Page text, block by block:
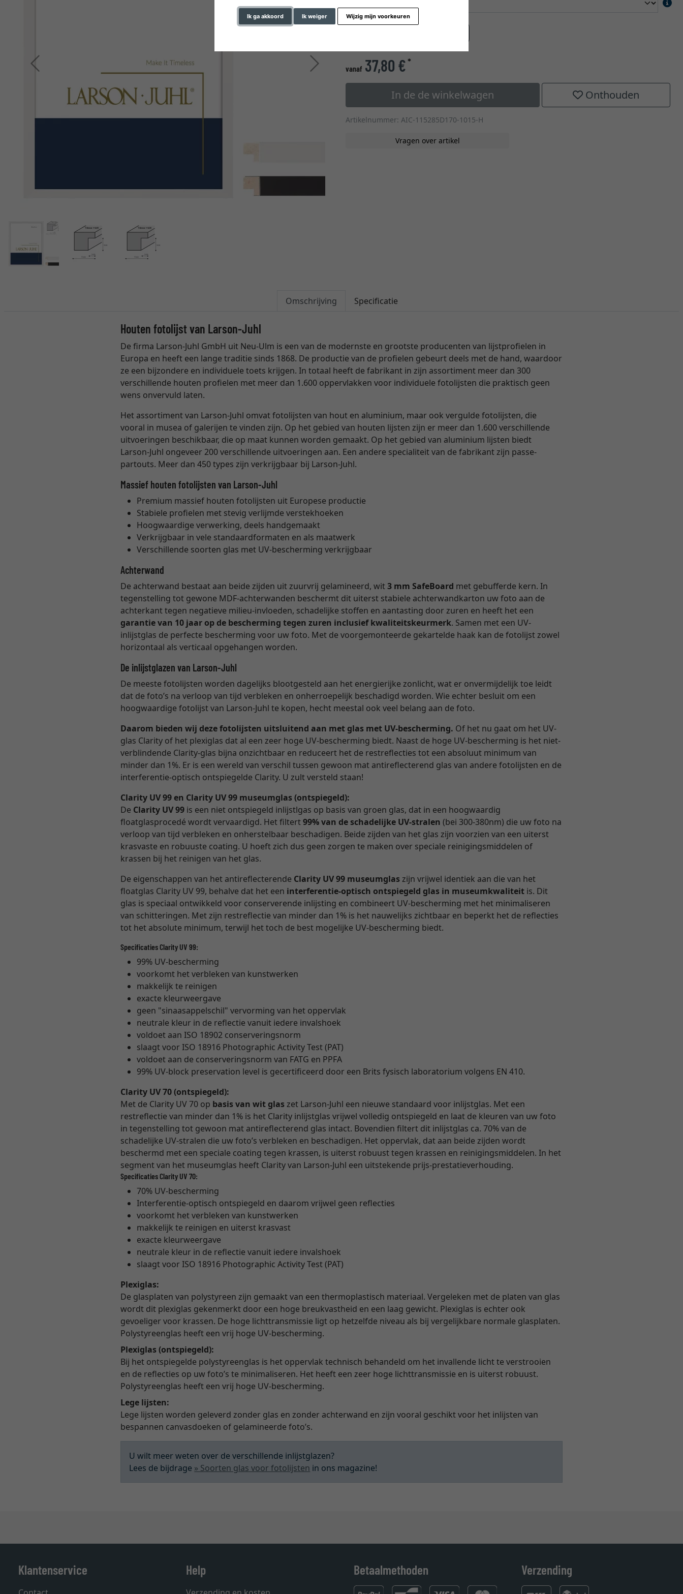
Ik ga akkoord Ik weiger Wijzig mijn voorkeuren
Terug Verder
vanaf 37,80 €*
In de de winkelwagen Onthouden
Artikelnummer: AIC-115285D170-1015-H
Vragen over artikel
Omschrijving Specificatie
Houten fotolijst van Larson-Juhl
De firma Larson-Juhl GmbH uit Neu-Ulm is een van de modernste en grootste producenten van lijstprofielen in
Europa en heeft een lange traditie sinds 1868. De productie van de profielen gebeurt deels met de hand, waardoor
ze een bijzondere en individuele toets krijgen. In totaal heeft de fabrikant in zijn assortiment meer dan 300
verschillende houten profielen met meer dan 1.600 oppervlakken voor individuele fotolijsten die praktisch geen
wens onvervuld laten.
Het assortiment van Larson-Juhl omvat fotolijsten van hout en aluminium, maar ook vergulde fotolijsten, die
vooral in musea of galerijen te vinden zijn. Op het gebied van houten lijsten zijn er meer dan 1.600 verschillende
uitvoeringen beschikbaar, die op maat kunnen worden gemaakt. Op het gebied van aluminium lijsten biedt
Larson-Juhl ongeveer 200 verschillende uitvoeringen aan. Een andere specialiteit van de fabrikant zijn passe-
partouts. Meer dan 450 types zijn verkrijgbaar bij Larson-Juhl.
Massief houten fotolijsten van Larson-Juhl
Premium massief houten fotolijsten uit Europese productie
Stabiele profielen met stevig verlijmde verstekhoeken
Hoogwaardige verwerking, deels handgemaakt
Verkrijgbaar in vele standaardformaten en als maatwerk
Verschillende soorten glas met UV-bescherming verkrijgbaar
Achterwand
De achterwand bestaat aan beide zijden uit zuurvrij gelamineerd, wit3 mm SafeBoard met gebufferde kern. In
tegenstelling tot gewone MDF-achterwanden beschermt dit uiterst stabiele achterwandkarton uw foto aan de
achterkant tegen negatieve milieu-invloeden, schadelijke stoffen en aantasting door zuren en heeft het een
garantie van 10 jaar op de bescherming tegen zuren inclusief kwaliteitskeurmerk. Samen met een UV-
inlijstglas de perfecte bescherming voor uw foto. Met de voorgemonteerde gekartelde haak kan de fotolijst zowel
horizontaal als verticaal opgehangen worden.
De inlijstglazen van Larson-Juhl
De meeste fotolijsten worden dagelijks blootgesteld aan het energierijke zonlicht, wat er onvermijdelijk toe leidt
dat de foto’s na verloop van tijd verbleken en onherroepelijk beschadigd worden. Wie echter besluit om een
hoogwaardige fotolijst van Larson-Juhl te kopen, hecht meestal ook veel belang aan de foto.
Daarom bieden wij deze fotolijsten uitsluitend aan met glas met UV-bescherming. Of het nu gaat om het UV-
glas Clarity of het plexiglas dat al een zeer hoge UV-bescherming biedt. Naast de hoge UV-bescherming is het niet-
verblindende Clarity-glas bijna onzichtbaar en reduceert het de restreflecties tot een absoluut minimum van
minder dan 1%. Er is een wereld van verschil tussen gewoon mat antireflecterend glas van andere fotolijsten en de
interferentie-optisch ontspiegelde Clarity. U zult versteld staan!
Clarity UV 99 en Clarity UV 99 museumglas (ontspiegeld):
De Clarity UV 99 is een niet ontspiegeld inlijstlgas op basis van groen glas, dat in een hoogwaardig
floatglasprocedé wordt vervaardigd. Het filtert99% van de schadelijke UV-stralen (bei 300-380nm) die uw foto na
verloop van tijd verbleken en onherstelbaar beschadigen. Beide zijden van het glas zijn voorzien van een uiterst
krasvaste en robuuste coating. U hoeft zich dus geen zorgen te maken over speciale reinigingsmiddelen of
krassen bij het reinigen van het glas.
De eigenschappen van het antireflecterende Clarity UV 99 museumglaszijn vrijwel identiek aan die van het
floatglas Clarity UV 99, behalve dat het een interferentie-optisch ontspiegeld glas in museumkwaliteit is. Dit
glas is speciaal ontwikkeld voor conserverende inlijsting en combineert UV-bescherming met het minimaliseren
van schitteringen. Met zijn restreflectie van minder dan 1% is het nauwelijks zichtbaar en beperkt het de reflecties
tot het absolute minimum, terwijl het toch de best mogelijke UV-bescherming biedt.
Specificaties Clarity UV 99:
99% UV-bescherming
voorkomt het verbleken van kunstwerken
makkelijk te reinigen
exacte kleurweergave
geen "sinaasappelschil" vervorming van het oppervlak
neutrale kleur in de reflectie vanuit iedere invalshoek
voldoet aan ISO 18902 conserveringsnorm
slaagt voor ISO 18916 Photographic Activity Test (PAT)
voldoet aan de conserveringsnorm van FATG en PPFA
99% UV-block preservation level is gecertificeerd door een Brits fysisch laboratorium volgens EN 410.
Clarity UV 70 (ontspiegeld):
Met de Clarity UV 70 op basis van wit glaszet Larson-Juhl een nieuwe standaard voor inlijstglas. Met een
restreflectie van minder dan 1% is het Clarity inlijstglas vrijwel volledig ontspiegeld en laat de kleuren van uw foto
in tegenstelling tot gewoon mat antireflecterend glas intact. Bovendien filtert dit inlijstglas ca. 70% van de
schadelijke UV-stralen die uw foto’s verbleken en beschadigen. Het oppervlak, dat aan beide zijden wordt
beschermd met een speciale coating tegen krassen, is uiterst robuust tegen krassen en reinigingsmiddelen. In het
segment van het museumglas heeft Clarity van Larson-Juhl een uitstekende prijs-prestatieverhouding.
Specificaties Clarity UV 70:
70% UV-bescherming
Interferentie-optisch ontspiegeld en daarom vrijwel geen reflecties
voorkomt het verbleken van kunstwerken
makkelijk te reinigen en uiterst krasvast
exacte kleurweergave
neutrale kleur in de reflectie vanuit iedere invalshoek
slaagt voor ISO 18916 Photographic Activity Test (PAT)
Plexiglas:
De glasplaten van polystyreen zijn gemaakt van een thermoplastisch materiaal. Vergeleken met de platen van glas
wordt dit plexiglas gekenmerkt door een hoge breukvastheid en een laag gewicht. Plexiglas is echter ook
gevoeliger voor krassen. De hoge lichttransmissie ligt op hetzelfde niveau als bij vergelijkbare normale glasplaten.
Polystyreenglas heeft een vrij hoge UV-bescherming.
Plexiglas (ontspiegeld):
Bij het ontspiegelde polystyreenglas is het oppervlak technisch behandeld om het invallende licht te verstrooien
en de reflecties op uw foto’s te minimaliseren. Het heeft een zeer hoge lichttransmissie en is uiterst robuust.
Polystyreenglas heeft een vrij hoge UV-bescherming.
Lege lijsten:
Lege lijsten worden geleverd zonder glas en zonder achterwand en zijn vooral geschikt voor het inlijsten van
bespannen canvasdoeken of gelamineerde foto’s.
U wilt meer weten over de verschillende inlijstglazen?
Lees de bijdrage » Soorten glas voor fotolijsten in ons magazine!
Klantenservice Help Betaalmethoden Verzending